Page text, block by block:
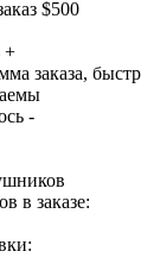
$500
+
заказа,
-
в заказе: